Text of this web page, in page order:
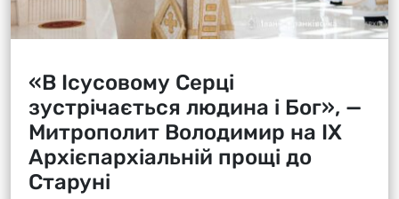
«В Ісусовому Серці
зустрічається людина і Бог», —
Митрополит Володимир на ІХ
Архієпархіальній прощі до
Старуні